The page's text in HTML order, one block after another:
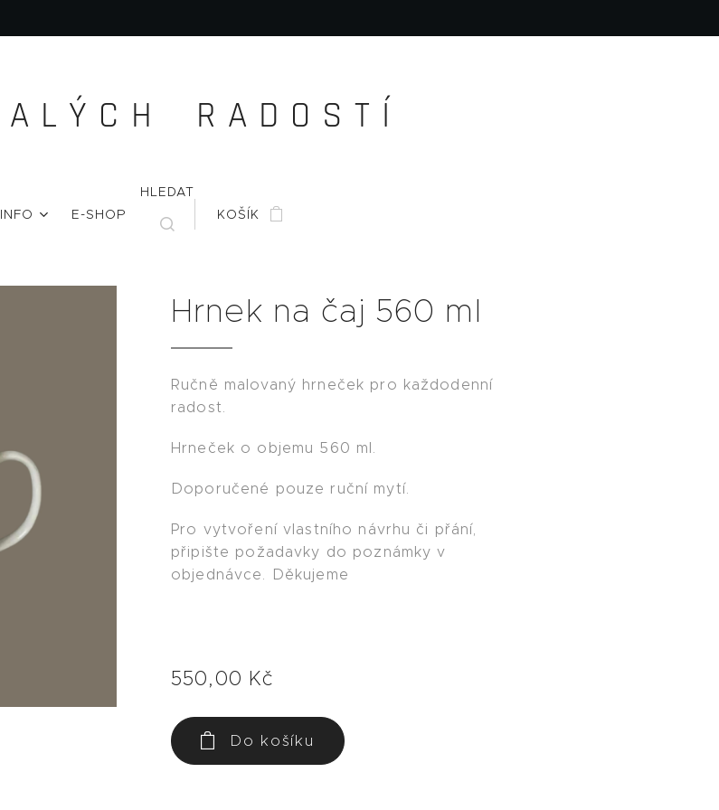
L Ý C H R A D O S T Í
INFO E-SHOP
HLEDAT
KOŠÍK
Hrnek na čaj 560 ml
Ručně malovaný hrneček pro každodenní
radost.
Hrneček o objemu 560 ml.
Doporučené pouze ruční mytí.
Pro vytvoření vlastního návrhu či přání,
připište požadavky do poznámky v
objednávce. Děkujeme
550,00 Kč
Do košíku